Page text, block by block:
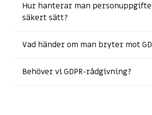
Hur hanterar man
säkert sätt?
Vad händer om man bryter mot
Behöver vi GDPR-rådgivning?